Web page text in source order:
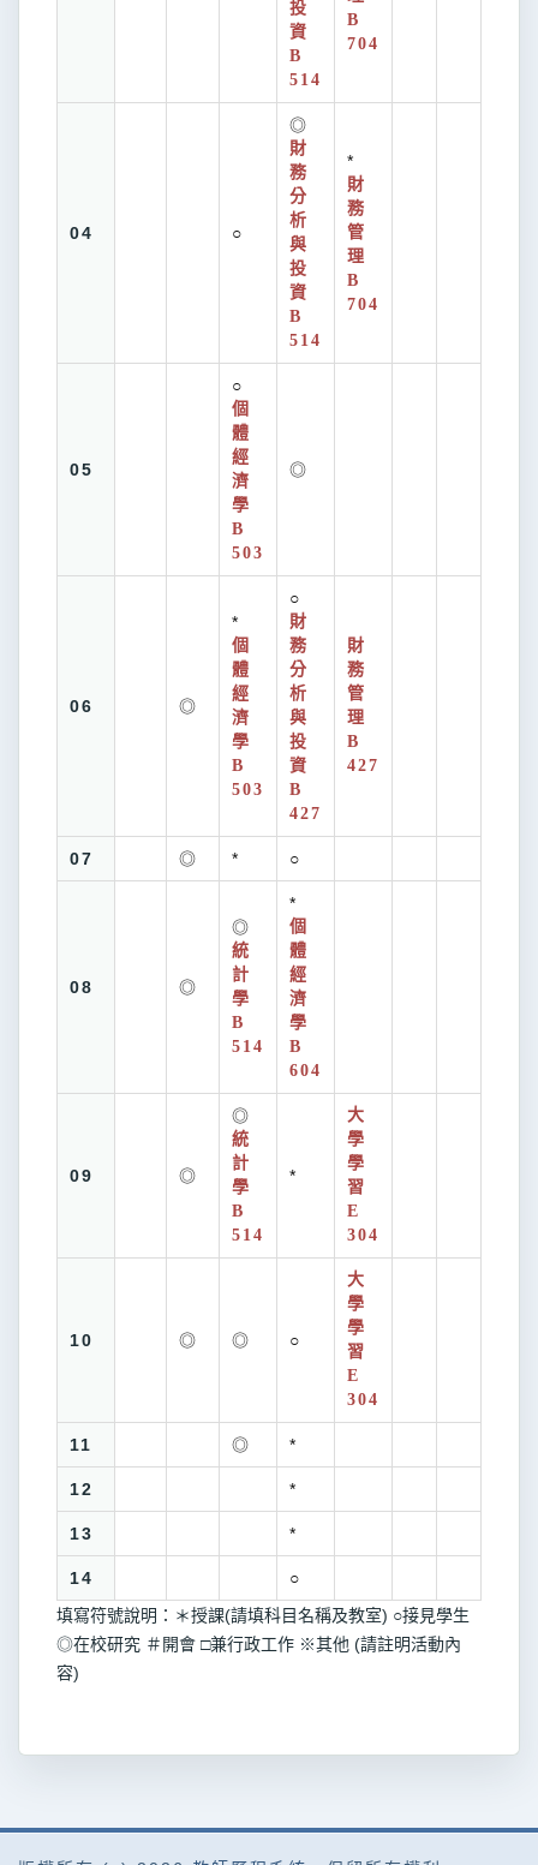
投
資
B
514
B
704
04 ○
◎
財
務
分
析
與
投
資
B
514
*
財
務
管
理
B
704
05
○
個
體
經
濟
學
B
503
◎
06 ◎
*
個
體
經
濟
學
B
503
○
財
務
分
析
與
投
資
B
427
財
務
管
理
B
427
07 ◎ * ○
08 ◎
◎
統
計
學
B
514
*
個
體
經
濟
學
B
604
09 ◎
◎
統
計
學
B
514
*
大
學
學
習
E
304
10 ◎ ◎ ○
大
學
學
習
E
304
11 ◎ *
12 *
13 *
14
○
填寫符號說明：＊授課(請填科目名稱及教室) ○接見學生
◎在校研究 ＃開會 □兼行政工作 ※其他 (請註明活動內
容)